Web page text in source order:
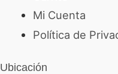
Mi Cuenta
Política de
Ubicación